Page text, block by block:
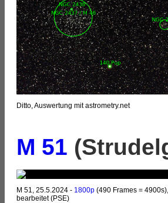
Ditto, Auswertung mit astrometry.net
M 51
M 51, 25.5.2024 - 1800p (490 Frames =
bearbeitet (PSE)